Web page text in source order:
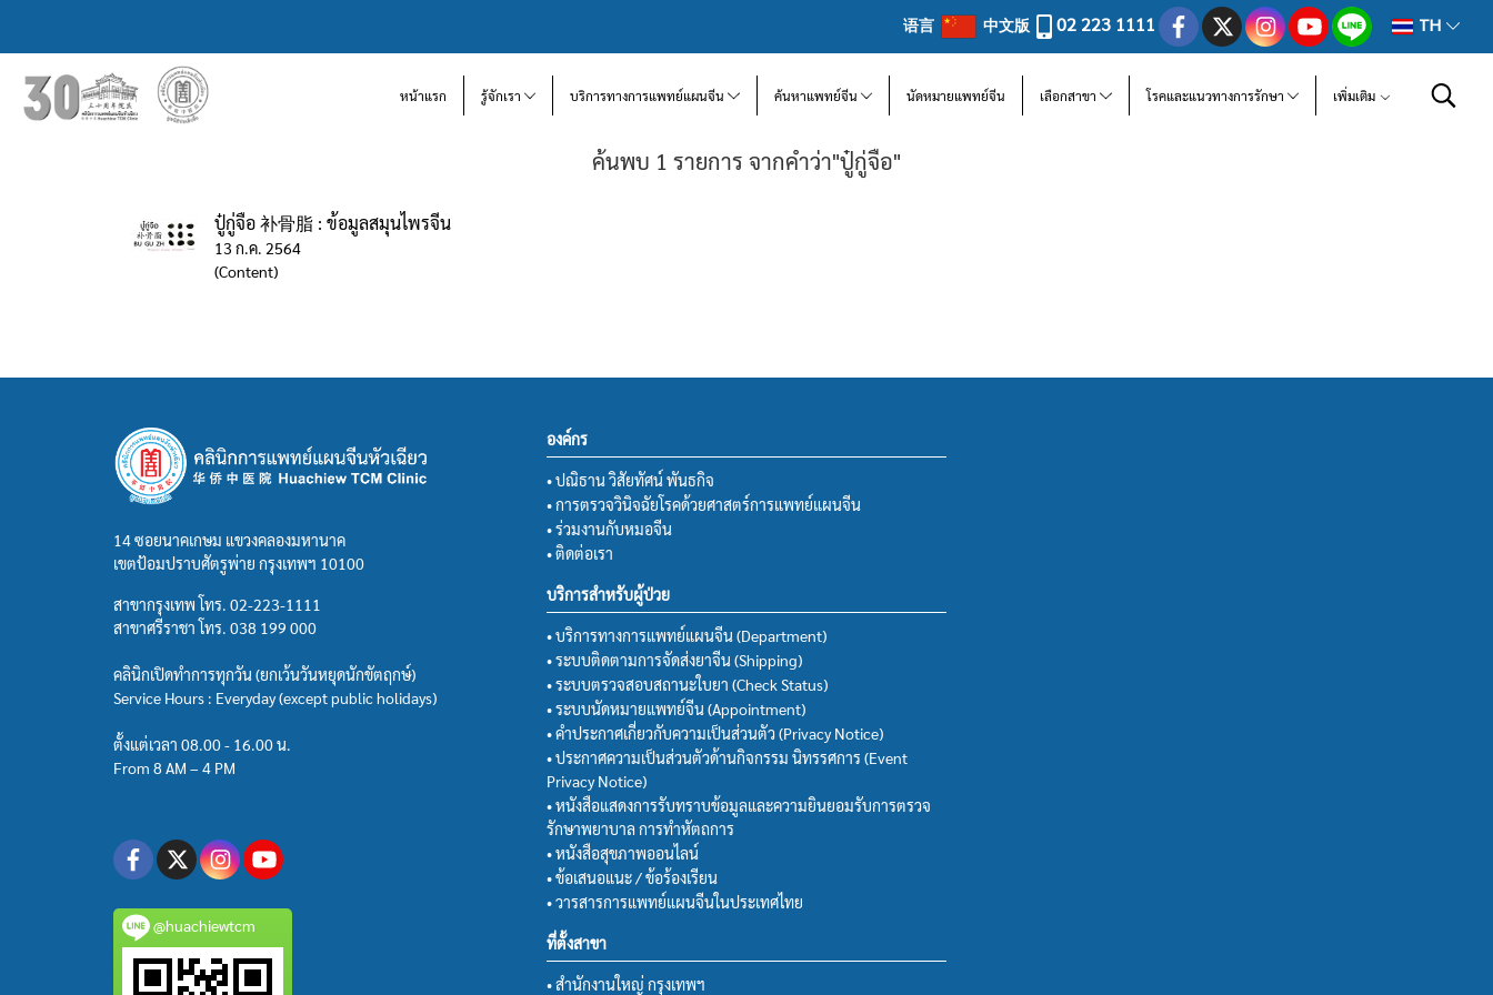
语言 中文版 02 223 1111 TH
หน้าแรก รู้จักเรา บริการทางการแพทย์แผนจีน ค้นหาแพทย์จีน นัดหมายแพทย์จีน เลือกสาขา โรคและแนวทางการรักษา เพิ่มเติม
ค้นพบ 1 รายการ จากคำว่า"ปู๋กู่จือ"
ปู๋กู่จือ 补骨脂 : ข้อมูลสมุนไพรจีน
13 ก.ค. 2564
(Content)
14 ซอยนาคเกษม แขวงคลองมหานาค
เขตป้อมปราบศัตรูพ่าย กรุงเทพฯ 10100
สาขากรุงเทพ โทร. 02-223-1111
สาขาศรีราชา โทร. 038 199 000
คลินิกเปิดทำการทุกวัน (ยกเว้นวันหยุดนักขัตฤกษ์)
Service Hours : Everyday (except public holidays)
ตั้งแต่เวลา 08.00 - 16.00 น.
From 8 AM – 4 PM
@huachiewtcm
องค์กร
• ปณิธาน วิสัยทัศน์ พันธกิจ
• การตรวจวินิจฉัยโรคด้วยศาสตร์การแพทย์แผนจีน
• ร่วมงานกับหมอจีน
• ติดต่อเรา
บริการสำหรับผู้ป่วย
• บริการทางการแพทย์แผนจีน (Department)
• ระบบติดตามการจัดส่งยาจีน (Shipping)
• ระบบตรวจสอบสถานะใบยา (Check Status)
• ระบบนัดหมายแพทย์จีน (Appointment)
• คำประกาศเกี่ยวกับความเป็นส่วนตัว (Privacy Notice)
• ประกาศความเป็นส่วนตัวด้านกิจกรรม นิทรรศการ (Event
Privacy Notice)
• หนังสือแสดงการรับทราบข้อมูลและความยินยอมรับการตรวจ
รักษาพยาบาล การทำหัตถการ
• หนังสือสุขภาพออนไลน์
• ข้อเสนอแนะ / ข้อร้องเรียน
• วารสารการแพทย์แผนจีนในประเทศไทย
ที่ตั้งสาขา
• สำนักงานใหญ่ กรุงเทพฯ